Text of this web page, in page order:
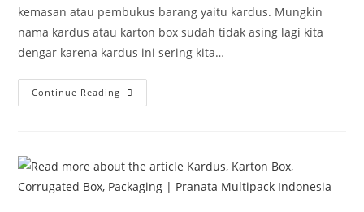
kemasan atau pembukus barang yaitu kardus. Mungkin
nama kardus atau karton box sudah tidak asing lagi kita
dengar karena kardus ini sering kita…
Continue Reading